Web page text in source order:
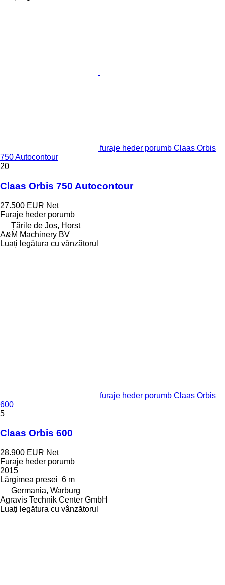
furaje heder porumb Claas Orbis
750 Autocontour
20
Claas Orbis 750 Autocontour
27.500 EUR Net
Furaje heder porumb
Țările de Jos, Horst
A&M Machinery BV
Luați legătura cu vânzătorul
furaje heder porumb Claas Orbis
600
5
Claas Orbis 600
28.900 EUR Net
Furaje heder porumb
2015
Lărgimea presei 6 m
Germania, Warburg
Agravis Technik Center GmbH
Luați legătura cu vânzătorul